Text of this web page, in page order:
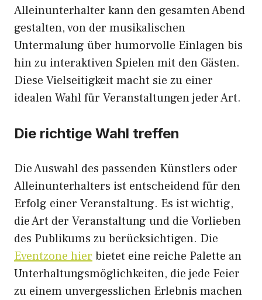
Alleinunterhalter kann den gesamten Abend
gestalten, von der musikalischen
Untermalung über humorvolle Einlagen bis
hin zu interaktiven Spielen mit den Gästen.
Diese Vielseitigkeit macht sie zu einer
idealen Wahl für Veranstaltungen jeder Art.
Die richtige Wahl treffen
Die Auswahl des passenden Künstlers oder
Alleinunterhalters ist entscheidend für den
Erfolg einer Veranstaltung. Es ist wichtig,
die Art der Veranstaltung und die Vorlieben
des Publikums zu berücksichtigen. Die
Eventzone hier bietet eine reiche Palette an
Unterhaltungsmöglichkeiten, die jede Feier
zu einem unvergesslichen Erlebnis machen